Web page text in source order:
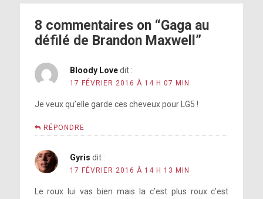
8 commentaires on “Gaga au
défilé de Brandon Maxwell”
Bloody Love dit :
17 FÉVRIER 2016 À 14 H 07 MIN
Je veux qu’elle garde ces cheveux pour LG5 !
RÉPONDRE
Gyris dit :
17 FÉVRIER 2016 À 14 H 13 MIN
Le roux lui vas bien mais la c’est plus roux c’est